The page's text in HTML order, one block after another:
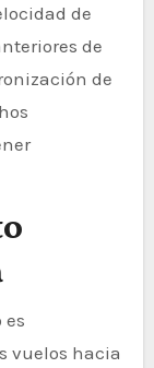
de
de
de
es
vuelos hacia